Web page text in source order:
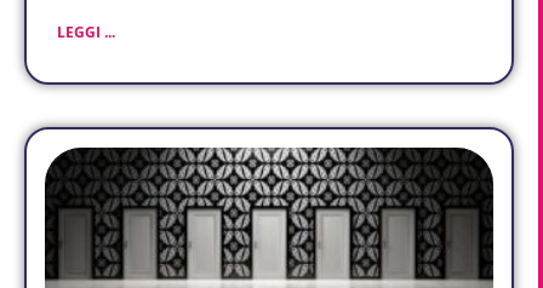
LEGGI ...